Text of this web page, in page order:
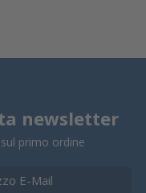
newsletter
primo ordine